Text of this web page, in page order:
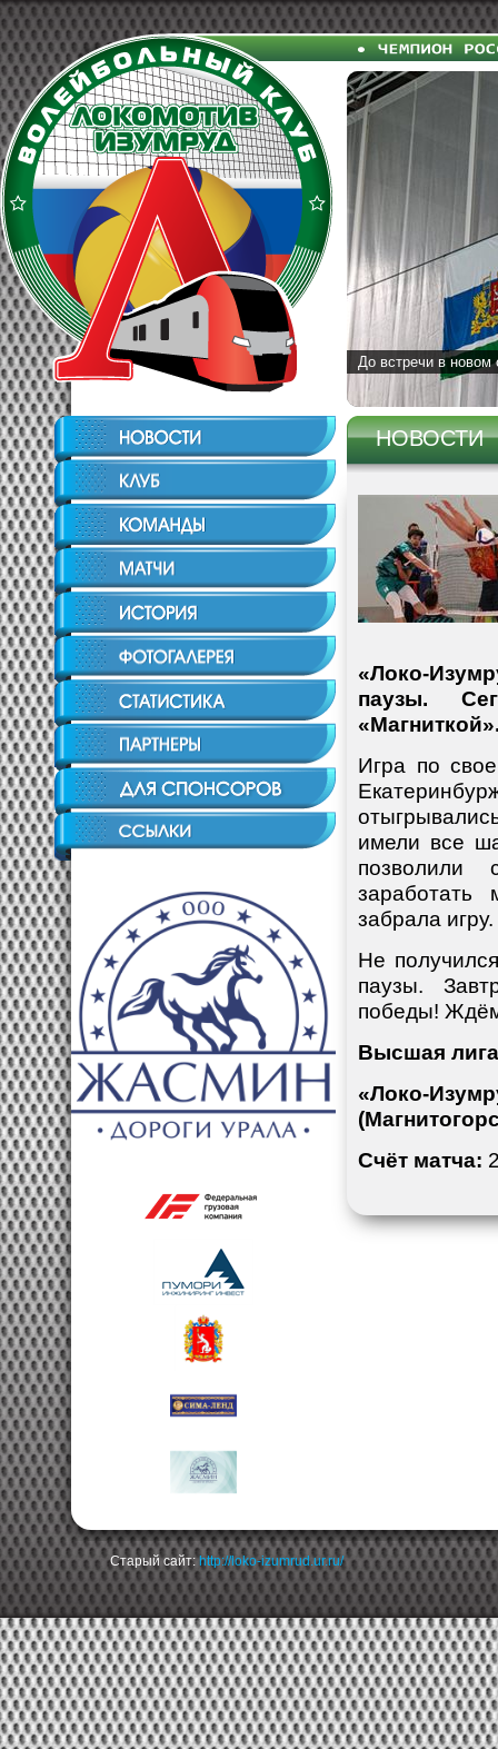
До встречи в новом
НОВОСТИ
«Локо-
паузы.
Игра по
имели все
позволили
заработать
забрала игру.
Не
паузы.
победы!
Высшая
«Локо-
Счёт матча:
Старый сайт:http://loko-izumrud.ur.ru/